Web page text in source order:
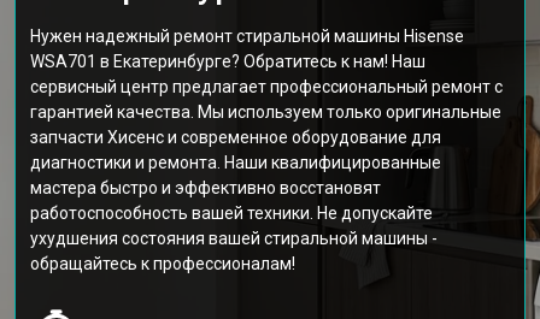
Нужен надежный ремонт стиральной машины Hisense
WSA701 в Екатеринбурге? Обратитесь к нам! Наш
сервисный центр предлагает профессиональный ремонт с
гарантией качества. Мы используем только оригинальные
запчасти Хисенс и современное оборудование для
диагностики и ремонта. Наши квалифицированные
мастера быстро и эффективно восстановят
работоспособность вашей техники. Не допускайте
ухудшения состояния вашей стиральной машины -
обращайтесь к профессионалам!